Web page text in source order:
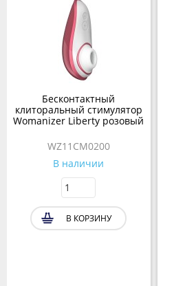
Бесконтактный
клиторальный стимулятор
Womanizer Liberty розовый
WZ11CM0200
В наличии
В КОРЗИНУ